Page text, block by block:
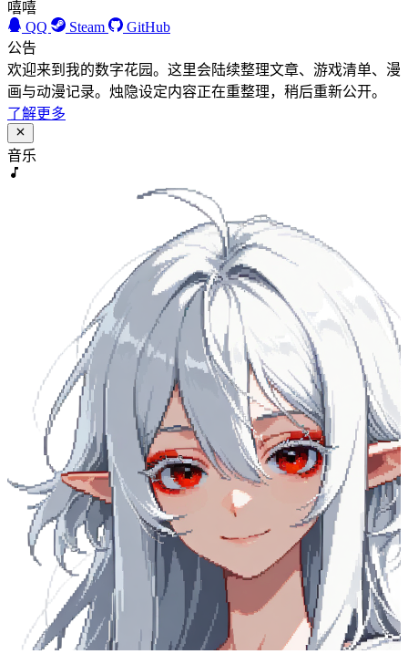
嘻嘻
QQ
Steam
GitHub
公告
欢迎来到我的数字花园。这里会陆续整理文章、游戏清单、漫
画与动漫记录。烛隐设定内容正在重整理，稍后重新公开。
了解更多
音乐